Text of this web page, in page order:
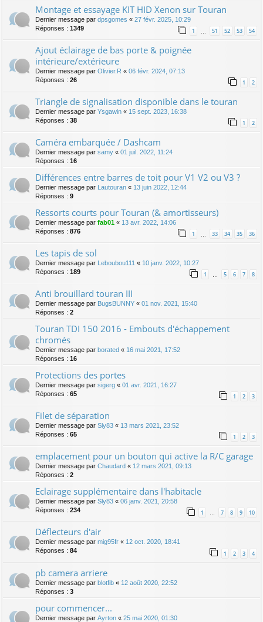
Montage et essayage KIT HID Xenon sur Touran
Dernier message par dpsgomes « 27 févr. 2025, 10:29
Réponses : 1349 1 51 52 53 54
Ajout éclairage de bas porte & poignée
intérieure/extérieure
Dernier message par Olivier.R « 06 févr. 2024, 07:13
Réponses : 26 1 2
Triangle de signalisation disponible dans le touran
Dernier message par Ysgawin « 15 sept. 2023, 16:38
Réponses : 38 1 2
Caméra embarquée / Dashcam
Dernier message par samy « 01 juil. 2022, 11:24
Réponses : 16
Différences entre barres de toit pour V1 V2 ou V3 ?
Dernier message par Lautouran « 13 juin 2022, 12:44
Réponses : 9
Ressorts courts pour Touran (& amortisseurs)
Dernier message par fab01 « 13 avr. 2022, 14:06
Réponses : 876 1 … 33 34 35 36
Les tapis de sol
Dernier message par Leboubou111 « 10 janv. 2022, 10:27
Réponses : 189 1 … 5 6 7 8
Anti brouillard touran III
Dernier message par BugsBUNNY « 01 nov. 2021, 15:40
Réponses : 2
Touran TDI 150 2016 - Embouts d'échappement
chromés
Dernier message par borated « 16 mai 2021, 17:52
Réponses : 16
Protections des portes
Dernier message par sigerg « 01 avr. 2021, 16:27
Réponses : 65 1 2 3
Filet de séparation
Dernier message par Sly83 « 13 mars 2021, 23:52
Réponses : 65 1 2 3
emplacement pour un bouton qui active la R/C garage
Dernier message par Chaudard « 12 mars 2021, 09:13
Réponses : 2
Eclairage supplémentaire dans l'habitacle
Dernier message par Sly83 « 06 janv. 2021, 20:58
Réponses : 234 1 … 7 8 9 10
Déflecteurs d'air
Dernier message par mig95fr « 12 oct. 2020, 18:41
Réponses : 84 1 2 3 4
pb camera arriere
Dernier message par blotfib « 12 août 2020, 22:52
Réponses : 3
pour commencer...
Dernier message par Ayrton « 25 mai 2020, 01:30